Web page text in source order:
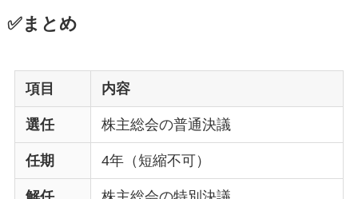
✅まとめ
項目 内容
選任 株主総会の普通決議
任期 4年（短縮不可）